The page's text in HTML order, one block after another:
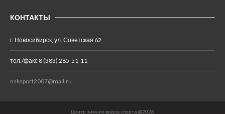
КОНТАКТЫ
г. Новосибирск, ул. Советская 62
тел./факс 8 (383) 285-51-11
nsksport2007@mail.ru
Центр зимних видов спорта @2026